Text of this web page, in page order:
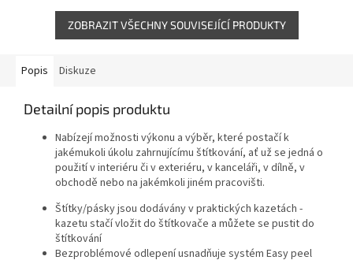
připojení...
ZOBRAZIT VŠECHNY SOUVISEJÍCÍ PRODUKTY
Popis Diskuze
Detailní popis produktu
Nabízejí možnosti výkonu a výběr, které postačí k
jakémukoli úkolu zahrnujícímu štítkování, ať už se jedná o
použití v interiéru či v exteriéru, v kanceláři, v dílně, v
obchodě nebo na jakémkoli jiném pracovišti.
Štítky/pásky jsou dodávány v praktických kazetách -
kazetu stačí vložit do štítkovače a můžete se pustit do
štítkování
Bezproblémové odlepení usnadňuje systém Easy peel